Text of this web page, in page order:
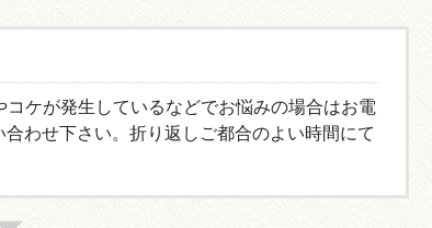
ケが発生しているなどでお悩みの場合はお電
わせ下さい。折り返しご都合のよい時間にて